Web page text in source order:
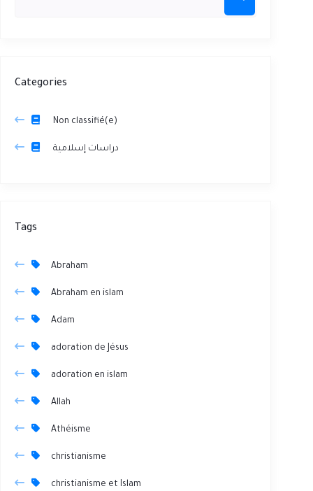
Categories
Non classifié(e)
دراسات إسلامية
Tags
Abraham
Abraham en islam
Adam
adoration de Jésus
adoration en islam
Allah
Athéisme
christianisme
christianisme et Islam